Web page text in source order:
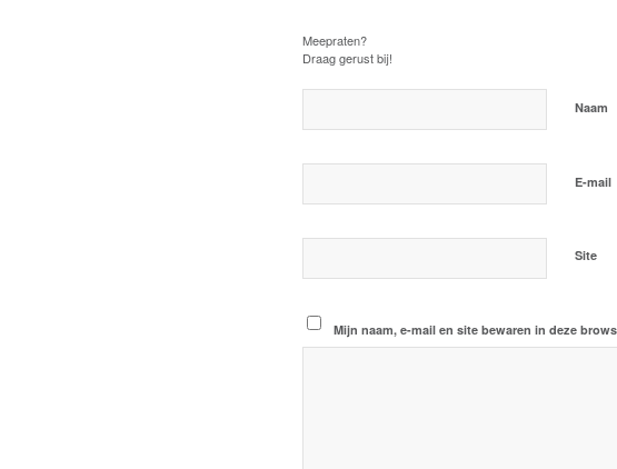
Meepraten?
Draag gerust bij!
Naam
E-mail
Site
Mijn naam, e-mail en site bewaren in deze